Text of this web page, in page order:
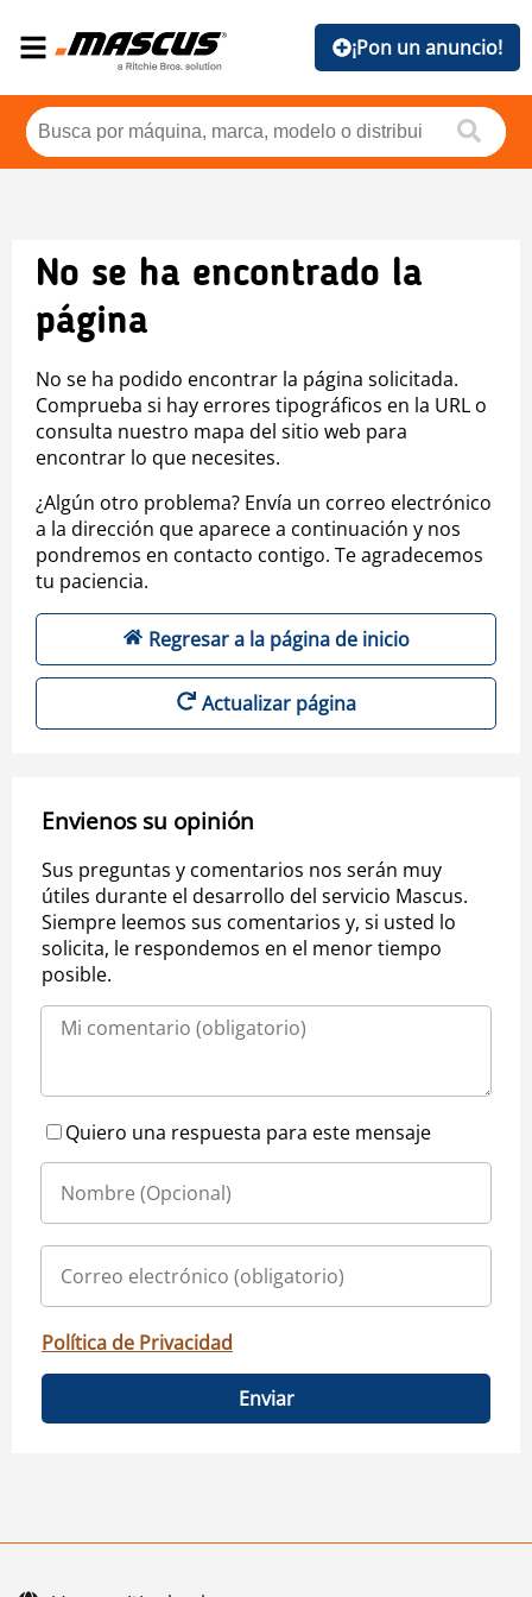
¡Pon un anuncio!
No se ha encontrado la
página
No se ha podido encontrar la página solicitada.
Comprueba si hay errores tipográficos en la URL o
consulta nuestro mapa del sitio web para
encontrar lo que necesites.
¿Algún otro problema? Envía un correo electrónico
a la dirección que aparece a continuación y nos
pondremos en contacto contigo. Te agradecemos
tu paciencia.
Regresar a la página de inicio
Actualizar página
Envienos su opinión
Sus preguntas y comentarios nos serán muy
útiles durante el desarrollo del servicio Mascus.
Siempre leemos sus comentarios y, si usted lo
solicita, le respondemos en el menor tiempo
posible.
Quiero una respuesta para este mensaje
Política de Privacidad
Enviar